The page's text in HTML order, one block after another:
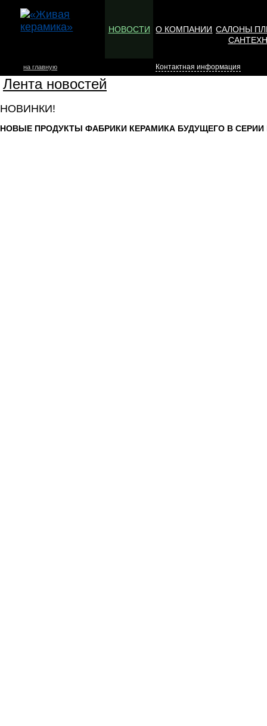
НОВОСТИ О КОМПАНИИ САЛОНЫ
на главную Контактная информация
Лента новостей
НОВИНКИ!
НОВЫЕ ПРОДУКТЫ ФАБРИКИ КЕРАМИКА БУДУЩЕГО В